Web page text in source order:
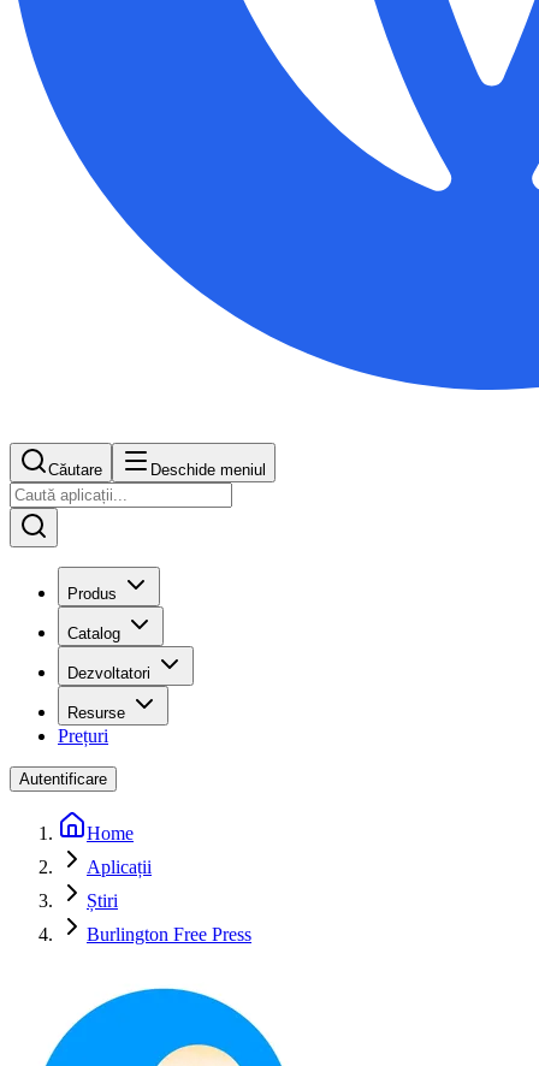
Căutare Deschide meniul
Produs
Catalog
Dezvoltatori
Resurse
Prețuri
Autentificare
Home
Aplicații
Știri
Burlington Free Press